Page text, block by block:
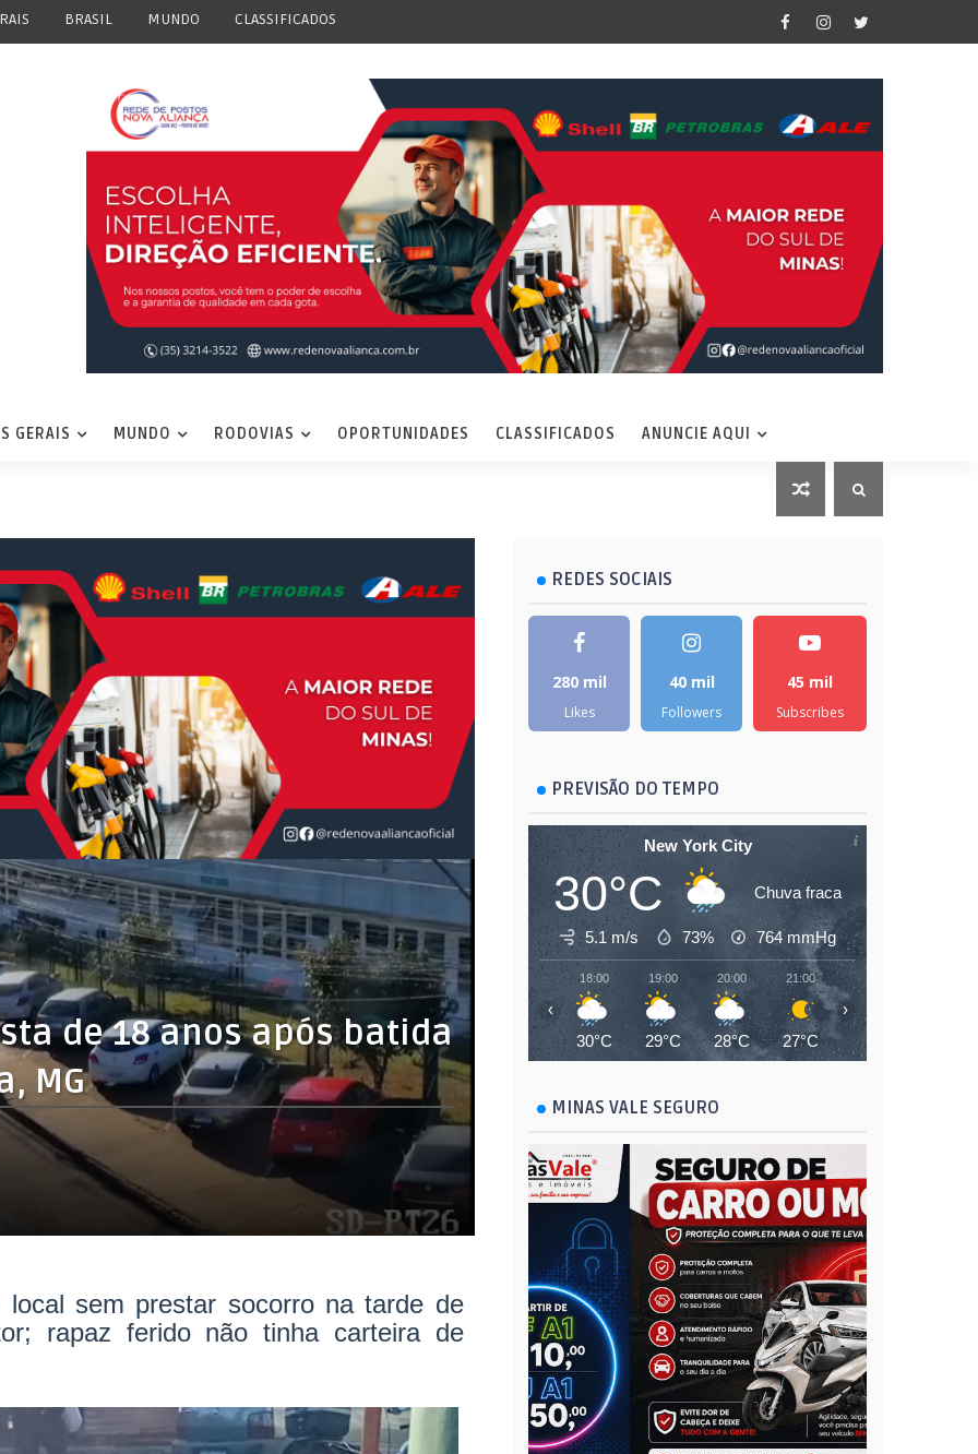
BRASIL MUNDO CLASSIFICADOS
GERAIS MUNDO RODOVIAS OPORTUNIDADES CLASSIFICADOS ANUNCIE AQUI
de 18 anos após batida
MG
sem prestar socorro na tarde de
rapaz ferido não tinha carteira de
REDES SOCIAIS
280 mil
Likes
40 mil
Followers
45 mil
Subscribes
PREVISÃO DO TEMPO
New York City
30°C Chuva fraca
5.1 m/s 73% 764mmHg
18:00
30°C
19:00
29°C
20:00
28°C
21:00
27°C
22:00
27°C
‹ ›
MINAS VALE SEGURO